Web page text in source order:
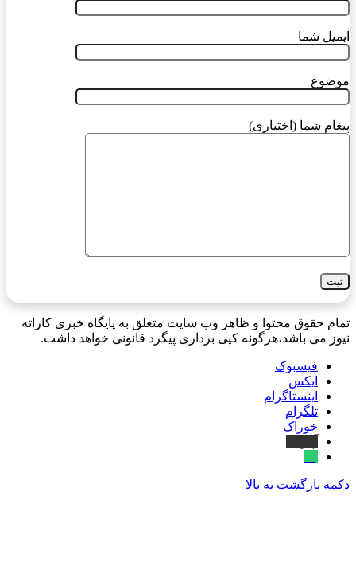
ایمیل شما
موضوع
پیغام شما (اختیاری)
تمام حقوق محتوا و ظاهر وب سایت متعلق به پایگاه خبری کاراته
نیوز می باشد،هرگونه کپی برداری پیگرد قانونی خواهد داشت.
فیسبوک
ایکس
اینستاگرام
تلگرام
خوراک
دکمه بازگشت به بالا